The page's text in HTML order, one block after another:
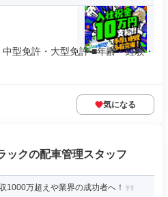
型免許・大型免許 ■年齢・経験・
気になる
ックの配車管理スタッフ
万超えや業界の成功者へ！